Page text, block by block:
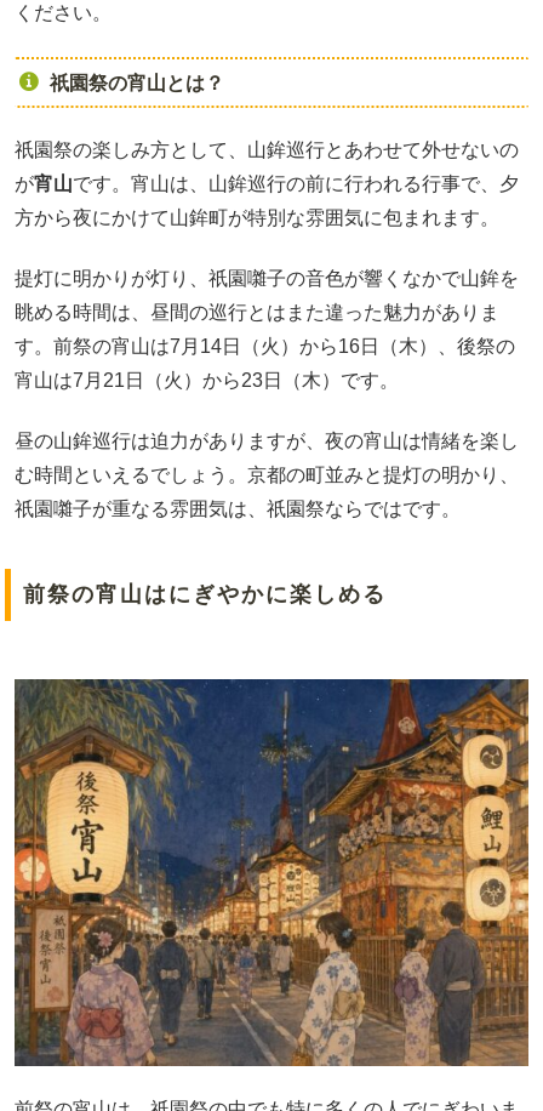
ください。
祇園祭の宵山とは？
祇園祭の楽しみ方として、山鉾巡行とあわせて外せないの
が宵山です。宵山は、山鉾巡行の前に行われる行事で、夕
方から夜にかけて山鉾町が特別な雰囲気に包まれます。
提灯に明かりが灯り、祇園囃子の音色が響くなかで山鉾を
眺める時間は、昼間の巡行とはまた違った魅力がありま
す。前祭の宵山は7月14日（火）から16日（木）、後祭の
宵山は7月21日（火）から23日（木）です。
昼の山鉾巡行は迫力がありますが、夜の宵山は情緒を楽し
む時間といえるでしょう。京都の町並みと提灯の明かり、
祇園囃子が重なる雰囲気は、祇園祭ならではです。
前祭の宵山はにぎやかに楽しめる